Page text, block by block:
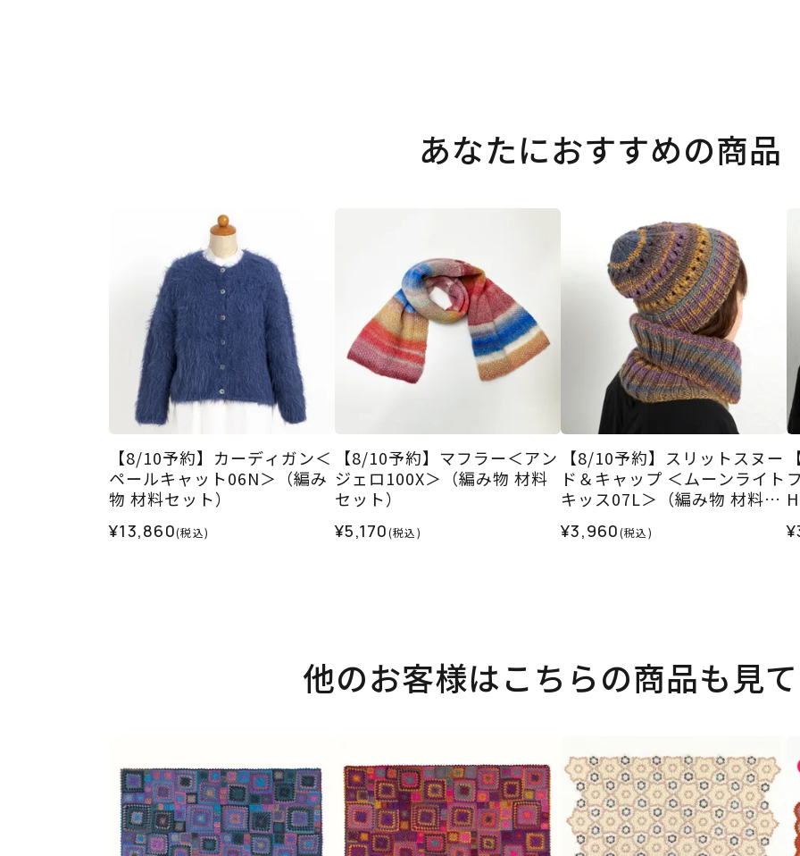
あなたにおすすめの商品
【8/10予約】カーディガン＜
ペールキャット06N＞（編み
物 材料セット）
¥13,860(税込)
【8/10予約】マフラー＜アン
ジェロ100X＞（編み物 材料
セット）
¥5,170(税込)
【8/10予約】スリットスヌー
ド＆キャップ ＜ムーンライト
キッス07L＞（編み物 材料セ
¥3,960(税込)
他のお客様はこちらの商品も見